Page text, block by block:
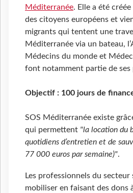
Méditerranée. Elle a été
des citoyens européens et
migrants qui tentent une
Méditerranée via un bateau,
Médecins du monde et
font notamment partie de ses
Objectif : 100 jours de
SOS Méditerranée existe
qui permettent "la location du
quotidiens d’entretien et de
77 000 euros par semaine)".
Les professionnels du secteur
mobiliser en faisant des dons